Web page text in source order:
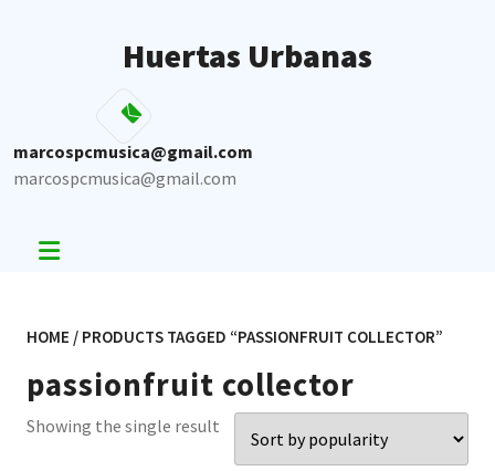
Huertas Urbanas
marcospcmusica@gmail.com
marcospcmusica@gmail.com
HOME / PRODUCTS TAGGED “PASSIONFRUIT COLLECTOR”
passionfruit collector
Showing the single result